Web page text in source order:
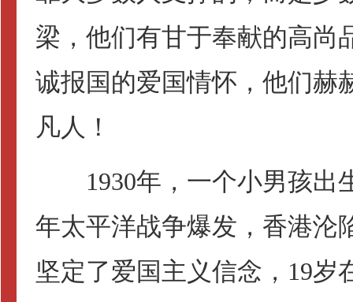
梁，他们有甘于奉献的高尚
诚报国的爱国情怀，他们赫
凡人！
1930年，一个小男孩出
年太平洋战争爆发，香港沦
坚定了爱国主义信念，19岁